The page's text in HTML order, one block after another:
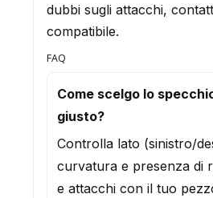
dubbi sugli attacchi,
compatibile.
FAQ
Come scelgo lo
giusto?
Controlla lato (sinistro/
curvatura e presenza di
e attacchi con il tuo